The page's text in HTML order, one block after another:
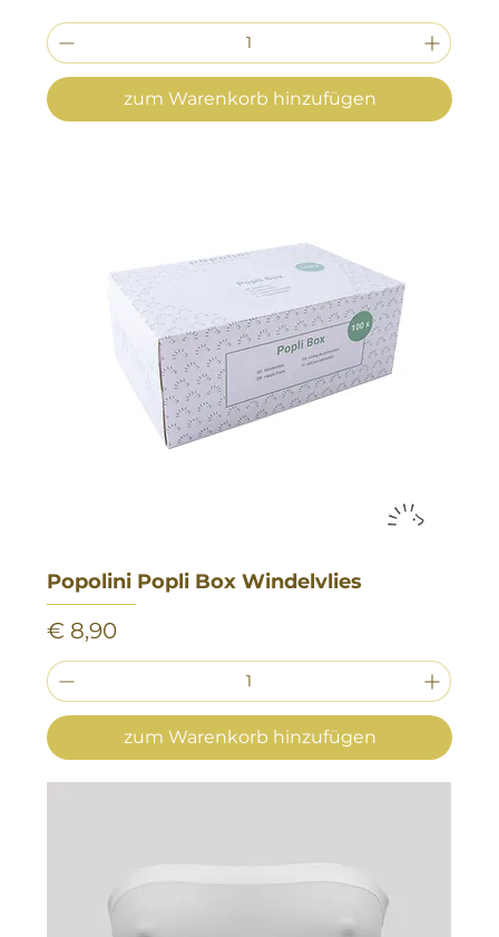
zum Warenkorb hinzufügen
Popolini Popli Box Windelvlies
Preis
€ 8,90
zum Warenkorb hinzufügen